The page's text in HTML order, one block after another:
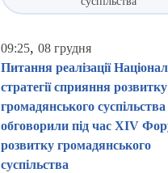
09:25, 08 грудня
Питання реалізації
стратегії сприяння розвитку
громадянського суспільства
обговорили під час XIV
розвитку громадянського
суспільства